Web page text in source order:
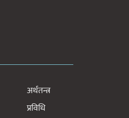
अर्थतन्त्र
प्रविधि